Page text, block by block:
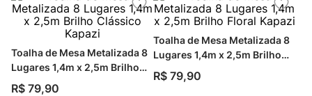
Toalha de Mesa Metalizada 8
Lugares 1,4m x 2,5m Brilho
Clássico Kapazi
R$ 79,90
Toalha de Mesa Metalizada 8
Lugares 1,4m x 2,5m Brilho
Floral Kapazi
R$ 79,90